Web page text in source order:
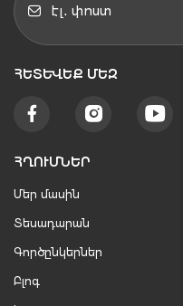
ՀԵՏԵՒԵՔ ՄԵԶ
ՀՂՈՒՄՆԵՐ
Մեր մասին
Տեսադարան
Գործընկերներ
Բլոգ